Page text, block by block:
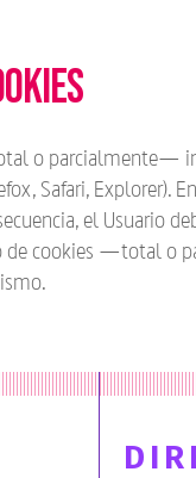
o parcialmente—
Safari, Explorer).
el Usuario
de cookies —total o